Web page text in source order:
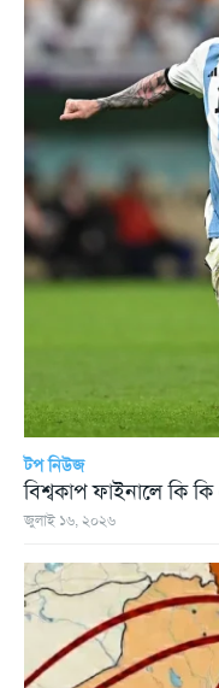
টপ নিউজ
বিশ্বকাপ ফাইনালে কি
জুলাই ১৬, ২০২৬